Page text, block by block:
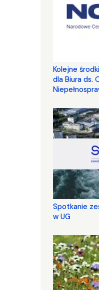
Kolejne
dla Biura ds.
Spotkanie
w UG